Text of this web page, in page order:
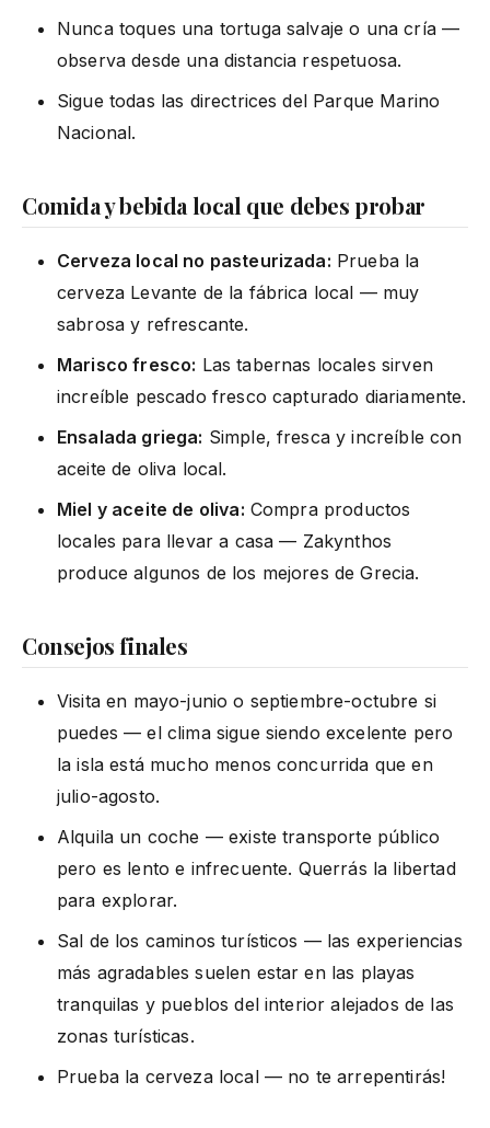
Nunca toques una tortuga salvaje o una cría —
observa desde una distancia respetuosa.
Sigue todas las directrices del Parque Marino
Nacional.
Comida y bebida local que debes probar
Cerveza local no pasteurizada: Prueba la
cerveza Levante de la fábrica local — muy
sabrosa y refrescante.
Marisco fresco: Las tabernas locales sirven
increíble pescado fresco capturado diariamente.
Ensalada griega: Simple, fresca y increíble con
aceite de oliva local.
Miel y aceite de oliva: Compra productos
locales para llevar a casa — Zakynthos
produce algunos de los mejores de Grecia.
Consejos finales
Visita en mayo-junio o septiembre-octubre si
puedes — el clima sigue siendo excelente pero
la isla está mucho menos concurrida que en
julio-agosto.
Alquila un coche — existe transporte público
pero es lento e infrecuente. Querrás la libertad
para explorar.
Sal de los caminos turísticos — las experiencias
más agradables suelen estar en las playas
tranquilas y pueblos del interior alejados de las
zonas turísticas.
Prueba la cerveza local — no te arrepentirás!